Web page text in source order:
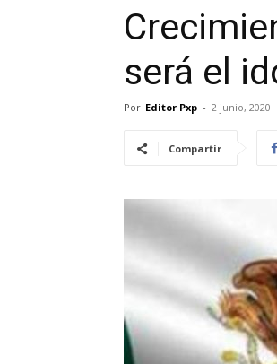
será el
Por Editor Pxp - 2 junio, 2020
Compartir